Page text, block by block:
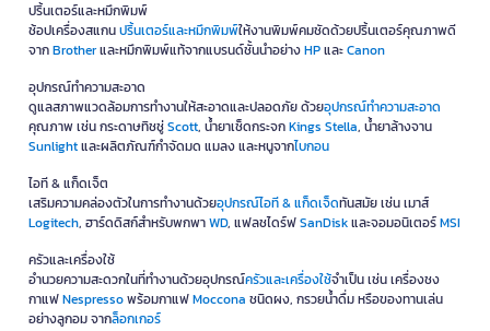
ประเมินการใช้งานระยะยาว:
ไม่ควรเลือกจากราคาต่ำที่สุดเพียงอย่าง
เดียว ควรคำนึงถึงอายุการใช้งาน ประสิทธิภาพ การซ่อม และค่า
อุปกรณ์เสริมร่วมด้วย
ตรวจสอบการรับประกัน:
บริการ ศูนย์บริการ และเงื่อนไขการเคลมของแต่ละสินค้า
ข้อควรตรวจสอบก่อนซื้ออุปกรณ์ไอทีออนไลน์
ชื่อรุ่นและรหัสสินค้า:
หรือพอร์ตแตกต่างกัน
อุปกรณ์ภายในกล่อง:ตรวจสอบว่ามีสายชาร์จ อะแดปเตอร์ แบตเตอรี่
หรืออุปกรณ์เสริมรวมอยู่หรือไม่
ภาษาและรูปแบบคีย์บอร์ด:
สอบว่ามีภาษาไทยหรือรูปแบบที่ต้องการ
ระบบปฏิบัติการและซอฟต์แวร์:ตรวจสอบว่ามีระบบปฏิบัติการและ
ไลเซนส์ซอฟต์แวร์รวมมาหรือจำเป็นต้องซื้อเพิ่ม
ปริ้นเตอร์และหมึกพิมพ์
ช้อปเครื่องสแกนปริ้นเตอร์และหมึกพิมพ์ให้งานพิมพ์คมชัดด้วยปริ้นเตอร์คุณภาพดี
จากBrotherและหมึกพิมพ์แท้จากแบรนด์ชั้นนำอย่างHPและCanon
อุปกรณ์ทำความสะอาด
ดูแลสภาพแวดล้อมการทำงานให้สะอาดและปลอดภัย ด้วยอุปกรณ์ทำความสะอาด
คุณภาพ เช่น กระดาษทิชชู่Scott, น้ำยาเช็ดกระจกKings Stella, น้ำยาล้างจาน
Sunlightและผลิตภัณฑ์กำจัดมด แมลง และหนูจากไบกอน
ไอที & แก็ดเจ็ต
เสริมความคล่องตัวในการทำงานด้วยอุปกรณ์ไอที & แก็ดเจ็ดทันสมัย เช่น เมาส์
Logitech, ฮาร์ดดิสก์สำหรับพกพาWD, แฟลชไดร์ฟSanDiskและจอมอนิเตอร์MSI
ครัวและเครื่องใช้
อำนวยความสะดวกในที่ทำงานด้วยอุปกรณ์ครัวและเครื่องใช้จำเป็น เช่น เครื่องชง
กาแฟNespressoพร้อมกาแฟMoccona ชนิดผง, กรวยน้ำดื่ม หรือของทานเล่น
อย่างลูกอม จากล็อกเกอร์